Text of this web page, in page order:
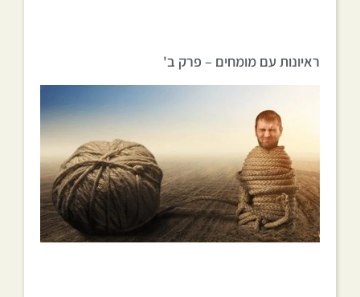
ראיונות עם מומחים – פרק ב'